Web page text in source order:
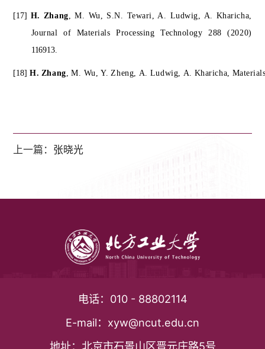
[17] H. Zhang , M. Wu, S.N. Tewari, A. Ludwig, A. Kharicha,
Journal of Materials Processing Technology 288 (2020)
116913.
[18]H. Zhang M. Wu, Y. Zheng, A. Ludwig, A. Kharicha,
上一篇： 张晓光
电话： 010 - 88802114
E-mail： xyw@ncut.edu.cn
地址： 北京市石景山区晋元庄路5号